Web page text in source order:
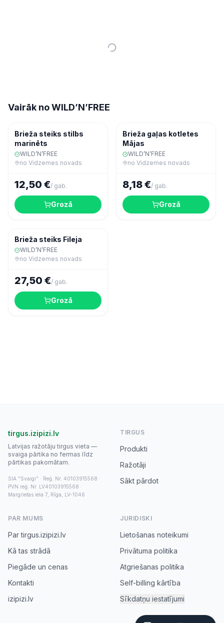
Vairāk noWILD’N’FREE
Brieža steiks stilbs
marinēts
WILD’N’FREE
no Vidzemes novads
12,50 €/ gab.
Grozā
Saldēta pārtika
Brieža gaļas kotletes
Mājas
WILD’N’FREE
no Vidzemes novads
8,18 €/ gab.
Grozā
Brieža steiks Fileja
WILD’N’FREE
no Vidzemes novads
27,50 €/ gab.
Grozā
tirgus.izipizi.lv
Latvijas ražotāju tirgus vieta —
svaiga pārtika no fermas līdz
pārtikas pakomātam.
SIA "Svaigi" · Reģ. Nr. 40103915568 ·
PVN reģ. Nr. LV40103915568 ·
Margrietas iela 7, Rīga, LV-1046
TIRGUS
Produkti
Ražotāji
Sākt pārdot
PAR MUMS
Par tirgus.izipizi.lv
Kā tas strādā
Piegāde un cenas
Kontakti
izipizi.lv
JURIDISKI
Lietošanas noteikumi
Privātuma politika
Atgriešanas politika
Self-billing kārtība
Sīkdatņu iestatījumi